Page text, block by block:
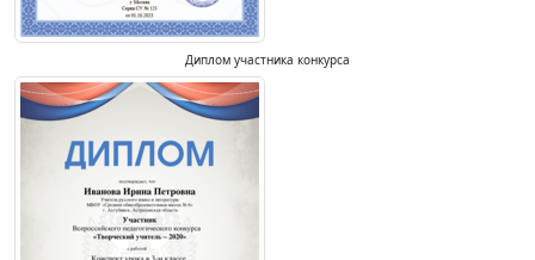
Диплом участника конкурса